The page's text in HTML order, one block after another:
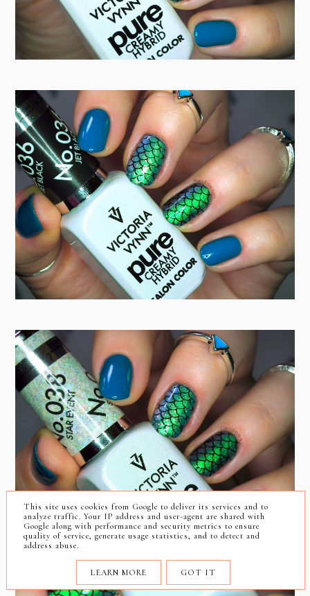
This site uses cookies from Google to deliver its services and to
analyze traffic. Your IP address and user-agent are shared with
Google along with performance and security metrics to ensure
quality of service, generate usage statistics, and to detect and
address abuse.
LEARN MORE GOT IT